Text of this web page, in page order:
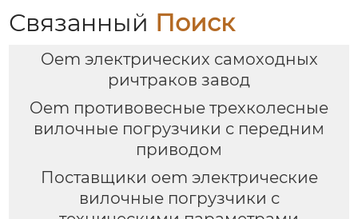
Связанный Поиск
Oem электрических самоходных
ричтраков завод
Oem противовесные трехколесные
вилочные погрузчики с передним
приводом
Поставщики oem электрические
вилочные погрузчики с